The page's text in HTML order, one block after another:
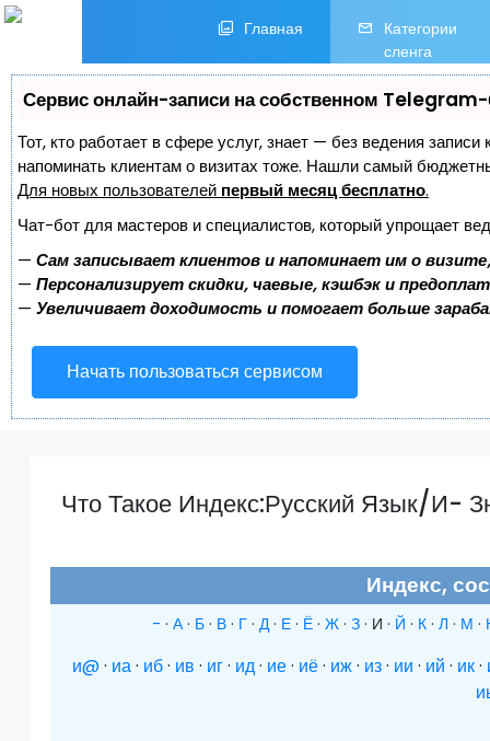
Главная
Категории
сленга
Сервис онлайн-записи на собственном
Тот, кто работает в сфере услуг, знает — без ведения
напоминать клиентам о визитах тоже. Нашли самый
Для новых пользователей первый месяц бесплатно.
Чат-бот для мастеров и специалистов, который упрощает
— Сам записывает клиентов и напоминает им о
— Персонализирует скидки, чаевые, кэшбэк и
— Увеличивает доходимость и помогает больше
Начать пользоваться сервисом
Что Такое Индекс:Русский Язык/И-
Индекс,
- · А· Б· В· Г· Д· Е· Ё· Ж· З· И · Й · К· Л · М ·
и@· иа· иб· ив · иг· ид· ие· иё· иж· из· ии · ий · ик·